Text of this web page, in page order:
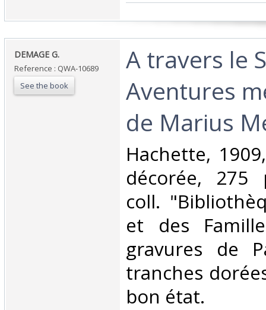
‎DEMAGE G. ‎
Reference : QWA-10689
See the book
‎A travers le
Aventures
de Marius
‎Hachette,
décorée, 275
coll.
et des
gravures de
tranches
bon état. ‎